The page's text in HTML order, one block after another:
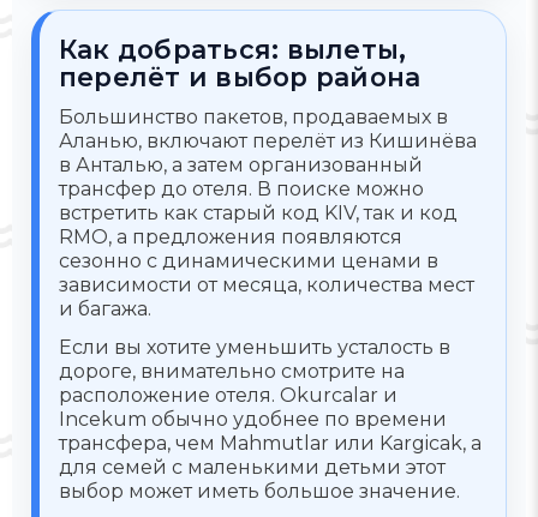
Как добраться: вылеты,
перелёт и выбор района
Большинство пакетов, продаваемых в
Аланью, включают перелёт из Кишинёва
в Анталью, а затем организованный
трансфер до отеля. В поиске можно
встретить как старый код KIV, так и код
RMO, а предложения появляются
сезонно с динамическими ценами в
зависимости от месяца, количества мест
и багажа.
Если вы хотите уменьшить усталость в
дороге, внимательно смотрите на
расположение отеля. Okurcalar и
Incekum обычно удобнее по времени
трансфера, чем Mahmutlar или Kargicak, а
для семей с маленькими детьми этот
выбор может иметь большое значение.